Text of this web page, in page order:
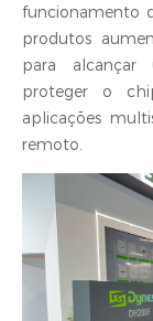
funcionamento
produtos
para alcançar
proteger o
aplicações
remoto.